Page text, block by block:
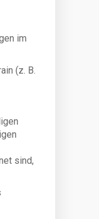
im
(z. B.
sind,